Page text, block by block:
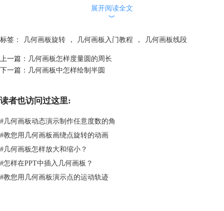
3.旋转中心建立在线段外面
选择线段外面的点并双击，然后选择线段， 单击菜单栏“变换”——旋
转，在弹出的对话框中输入旋转角度，单击“旋转”按钮就可以看到旋转效
果。
展开阅读全文
︾
标签： 几何画板旋转 ， 几何画板入门教程 ， 几何画板线段
上一篇： 几何画板怎样度量圆的周长
下一篇： 几何画板中怎样绘制半圆
读者也访问过这里:
#几何画板动态演示制作任意度数的角
#教您用几何画板画绕点旋转的动画
#几何画板怎样放大和缩小？
#怎样在PPT中插入几何画板？
#教您用几何画板演示点的运动轨迹